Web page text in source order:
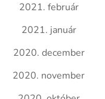
2021. február
2021. január
2020. december
2020. november